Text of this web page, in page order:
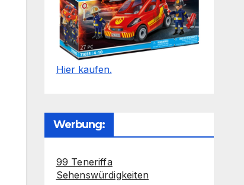
Hier kaufen.
Werbung:
99 Teneriffa
Sehenswürdigkeiten